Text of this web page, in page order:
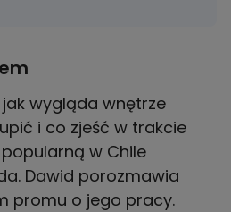
wygląda wnętrze
i co zjeść w trakcie
w Chile
Dawid porozmawia
promu o jego pracy.